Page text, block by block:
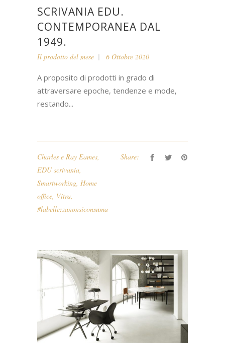
SCRIVANIA EDU.
CONTEMPORANEA DAL
1949.
Il prodotto del mese 6 Ottobre 2020
A proposito di prodotti in grado di
attraversare epoche, tendenze e mode,
restando...
Charles e Ray Eames
EDU scrivania
Smartworking Home
office Vitra
#labellezzanonsiconsuma
Share: